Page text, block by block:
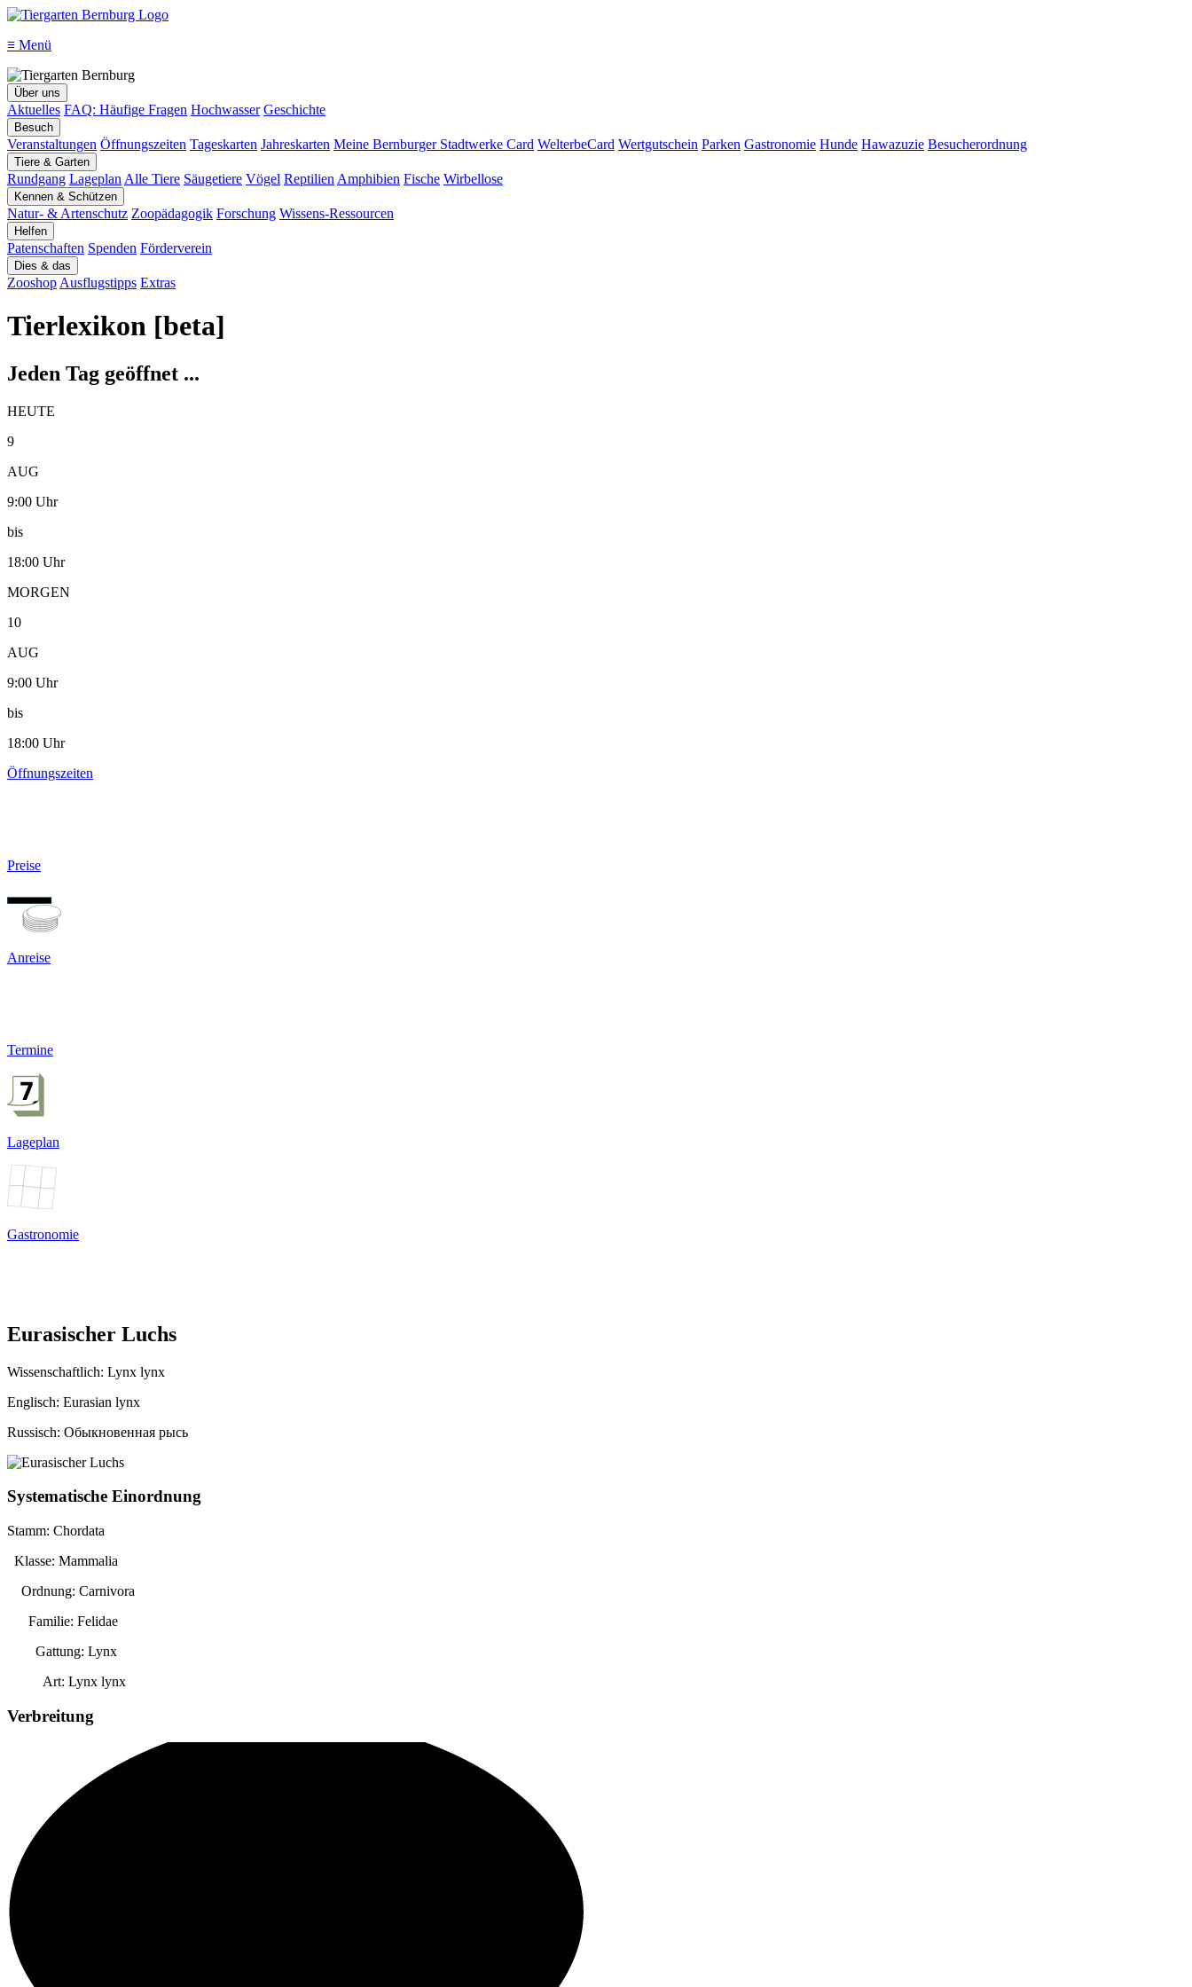
≡ Menü
Über uns
Aktuelles FAQ: Häufige Fragen Hochwasser Geschichte
Besuch
Veranstaltungen Öffnungszeiten Tageskarten Jahreskarten Meine Bernburger Stadtwerke Card WelterbeCard Wertgutschein Parken Gastronomie Hunde Hawazuzie Besucherordnung
Tiere & Garten
Rundgang Lageplan Alle Tiere Säugetiere Vögel Reptilien Amphibien Fische Wirbellose
Kennen & Schützen
Natur- & Artenschutz Zoopädagogik Forschung Wissens-Ressourcen
Helfen
Patenschaften Spenden Förderverein
Dies & das
Zooshop Ausflugstipps Extras
Tierlexikon [beta]
Jeden Tag geöffnet ...
HEUTE
9
AUG
9:00 Uhr
bis
18:00 Uhr
MORGEN
10
AUG
9:00 Uhr
bis
18:00 Uhr
Öffnungszeiten
Preise
Anreise
Termine
Lageplan
Gastronomie
Eurasischer Luchs
Wissenschaftlich: Lynx lynx
Englisch: Eurasian lynx
Russisch: Обыкновенная рысь
Systematische Einordnung
Stamm: Chordata
Klasse: Mammalia
Ordnung: Carnivora
Familie: Felidae
Gattung: Lynx
Art: Lynx lynx
Verbreitung